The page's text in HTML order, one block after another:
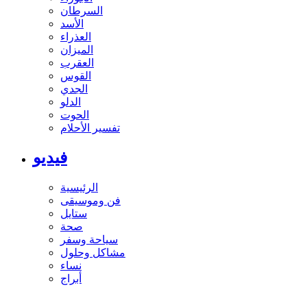
السرطان
الأسد
العذراء
الميزان
العقرب
القوس
الجدي
الدلو
الحوت
تفسير الأحلام
فيديو
الرئيسية
فن وموسيقى
ستايل
صحة
سياحة وسفر
مشاكل وحلول
نساء
أبراج